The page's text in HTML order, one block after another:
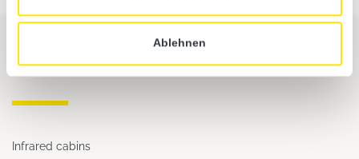
Ablehnen
Infrared cabins